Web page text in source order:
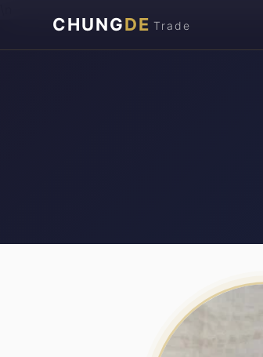
CHUNGDE Trade